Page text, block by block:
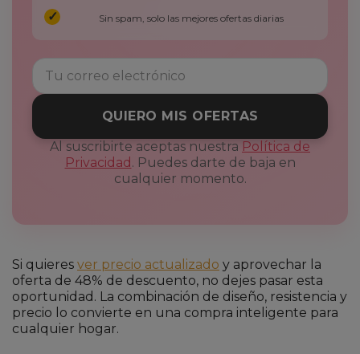
Sin spam, solo las mejores ofertas diarias
QUIERO MIS OFERTAS
Al suscribirte aceptas nuestra Política de
Privacidad . Puedes darte de baja en
cualquier momento.
Si quieres ver precio actualizado y aprovechar la
oferta de 48% de descuento, no dejes pasar esta
oportunidad. La combinación de diseño, resistencia y
precio lo convierte en una compra inteligente para
cualquier hogar.